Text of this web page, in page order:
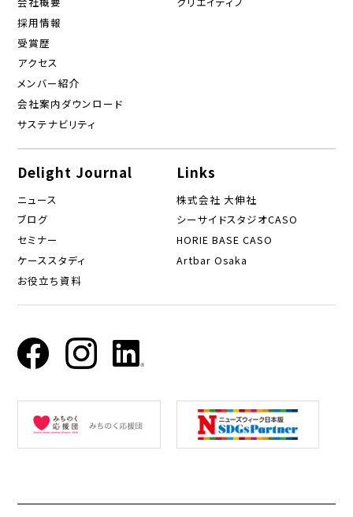
採用情報
受賞歴
アクセス
メンバー紹介
会社案内ダウンロード
サステナビリティ
Delight Journal
ニュース
ブログ
セミナー
ケーススタディ
お役立ち資料
Links
株式会社 大伸社
シーサイドスタジオCASO
HORIE BASE CASO
Artbar Osaka